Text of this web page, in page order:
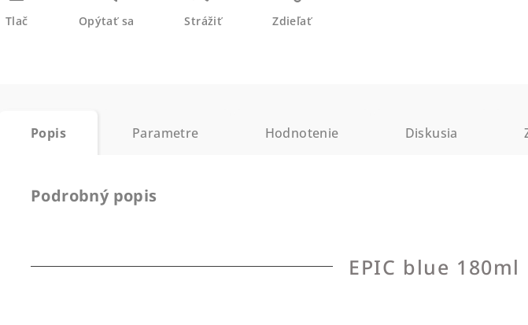
Tlač Opýtať sa Strážiť Zdieľať
Popis Parametre Hodnotenie Diskusia
Podrobný popis
EPIC blue 180ml